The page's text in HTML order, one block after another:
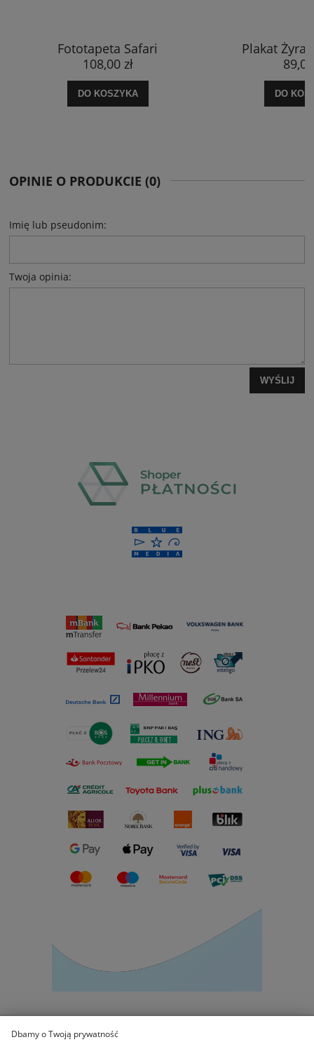
Safari
Plakat Żyrafa Patrycja
OPINIE O PRODUKCIE (0)
Imię lub pseudonim:
Twoja opinia:
WYŚLIJ
Dbamy o Twoją prywatność